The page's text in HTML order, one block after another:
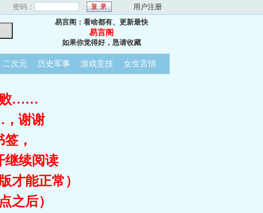
密码： 用户注册
易言阁：看啥都有、更新最快
易言阁
如果你觉得好，恳请收藏
二次元 历史军事 游戏竞技 女生言情
败……
谢谢
，
继续阅读
才能正常）
之后）